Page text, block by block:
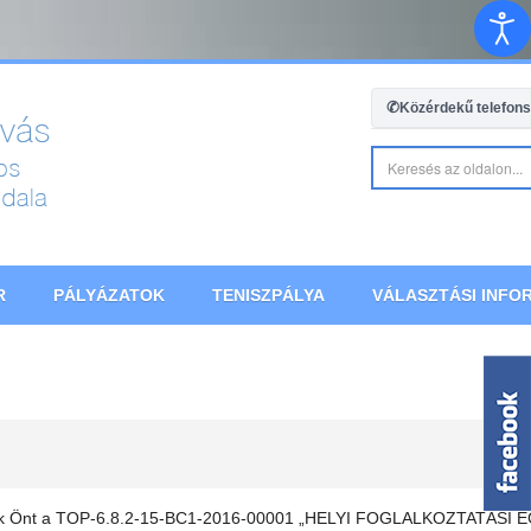
✆Közérdekű
PÁLYÁZATOK TENISZPÁLYA VÁLASZTÁSI
a TOP-6.8.2-15-BC1-2016-00001 „HELYI FOGLALKOZTATÁSI